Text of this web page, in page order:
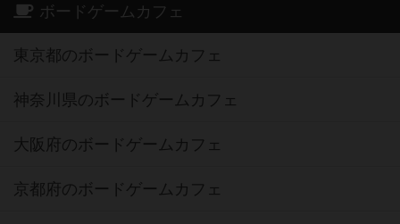
ボードゲームカフェ
東京都のボードゲームカフェ
神奈川県のボードゲームカフェ
大阪府のボードゲームカフェ
京都府のボードゲームカフェ